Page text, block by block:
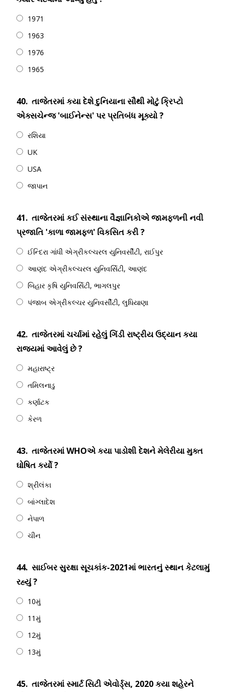
1971
1963
1976
1965
40. તાજેતરમાં કયા દેશે દુનિયાના સૌથી મોટું ક્રિપ્ટો
એક્સચેન્જ 'બાઈનેન્સ' પર પ્રતિબંધ મૂક્યો ?
રશિયા
UK
USA
જાપાન
41. તાજેતરમાં કઈ સંસ્થાના વૈજ્ઞાનિકોએ જામફળની નવી
પ્રજાતિ 'કાળા જામફળ' વિકસિત કરી ?
ઈન્દિરા ગાંધી એગ્રીકલ્ચરલ યુનિવર્સીટી, રાઈપુર
આણંદ એગ્રીકલ્ચરલ યુનિવર્સિટી, આણંદ
બિહાર કૃષિ યુનિવર્સિટી, ભાગલપુર
પંજાબ એગ્રીકલ્ચર યુનિવર્સીટી, લુધિયાણા
42. તાજેતરમાં ચર્ચામાં રહેલું ગિંડી રાષ્ટ્રીય ઉદ્યાન કયા
રાજ્યમાં આવેલું છે ?
મહારાષ્ટ્ર
તમિલનાડુ
કર્ણાટક
કેરળ
43. તાજેતરમાં WHOએ કયા પાડોશી દેશને મેલેરીયા મુક્ત
ઘોષિત કર્યો ?
શ્રીલંકા
બાંગ્લાદેશ
નેપાળ
ચીન
44. સાઈબર સુરક્ષા સૂચકાંક-2021માં ભારતનું સ્થાન કેટલામું
રહ્યું ?
10મું
11મું
12મું
13મું
45. તાજેતરમાં સ્માર્ટ સિટી એવોર્ડ્સ, 2020 કયા શહેરને